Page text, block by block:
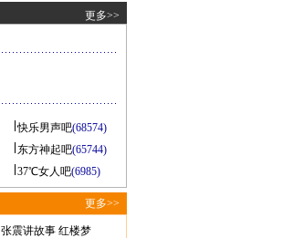
更多>>
快乐男声吧(68574)
东方神起吧(65744)
37℃女人吧(6985)
更多>>
张震讲故事 红楼梦